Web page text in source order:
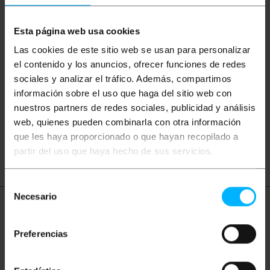
Esta página web usa cookies
Las cookies de este sitio web se usan para personalizar
el contenido y los anuncios, ofrecer funciones de redes
sociales y analizar el tráfico. Además, compartimos
información sobre el uso que haga del sitio web con
nuestros partners de redes sociales, publicidad y análisis
web, quienes pueden combinarla con otra información
que les haya proporcionado o que hayan recopilado a
partir del uso que haya hecho de sus servicios.
Selección
Necesario
Preferencias
Vídeos
Mira el vídeo
Termes Tècnics